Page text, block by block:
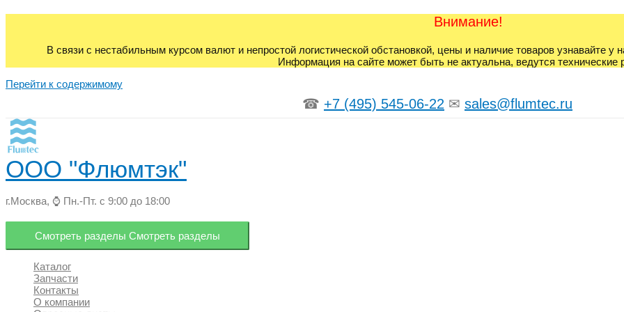
Внимание!
В связи с нестабильным курсом валют и непростой логистической обстановкой, цены и наличие товаров узнавайте
Информация на сайте может быть не актуальна, ведутся технические
Перейти к содержимому
☎ +7 (495) 545-06-22 ✉ sales@flumtec.ru
ООО "Флюмтэк"
г.Москва, ⌚ Пн.-Пт. с 9:00 до 18:00
Смотреть разделы Смотреть разделы
Каталог
Запчасти
Контакты
О компании